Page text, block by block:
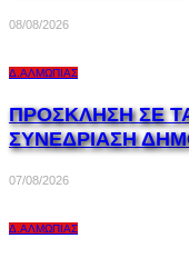
08/08/2026
Δ.ΑΛΜΩΠΊΑΣ
ΠΡΟΣΚΛΗΣΗ ΣΕ
ΣΥΝΕΔΡΙΑΣΗ
07/08/2026
Δ.ΑΛΜΩΠΊΑΣ